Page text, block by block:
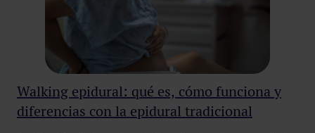
Walking epidural: qué es, cómo funciona y
diferencias con la epidural tradicional